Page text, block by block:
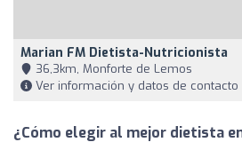
Marian FM Dietista-Nutricionista
36,3km, Monforte de Lemos
Ver información y datos de contacto
¿Cómo elegir al mejor dietista